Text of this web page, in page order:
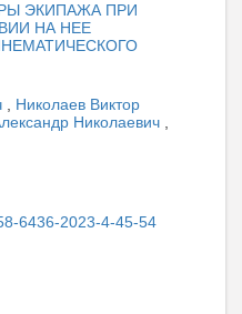
ЭКИПАЖА ПРИ
НА НЕЕ
Николаев Виктор
Николаевич
6436-2023-4-45-54